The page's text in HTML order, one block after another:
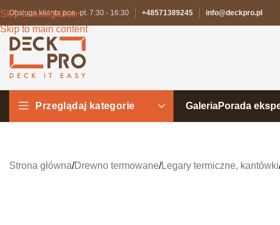
Skip to navigation
Skip to main content
Obsługa klienta pon.-pt. 7:30 - 16:30 +48571389245 info@deckpro.pl
Przeglądaj kategorie GaleriaPorada
Strona główna/Drewno termowane/Legary termiczne, kantówki